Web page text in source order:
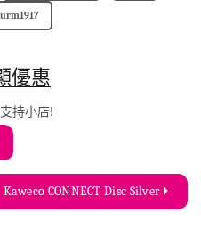
優惠
持小店!
Kaweco CONNECT Disc Silver